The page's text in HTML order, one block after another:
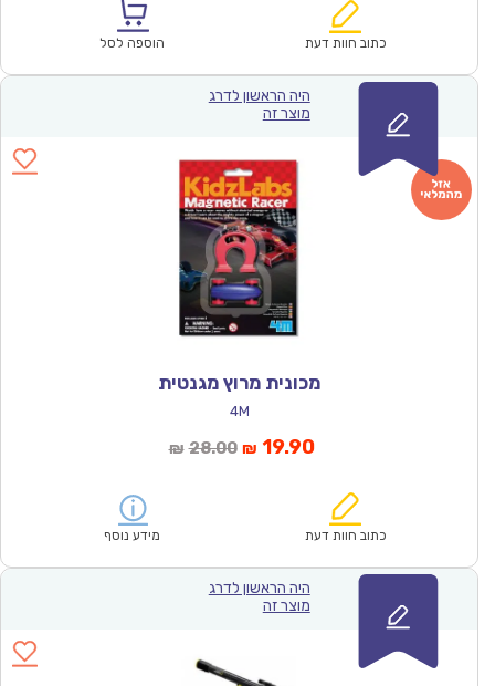
₪100.00.
הוא:
כתוב חוות דעת הוספה לסל
היה הראשון לדרג
מוצר זה
מכונית מרוץ מגנטית
4M
₪ 28.00המחיר
₪28.00.
₪ 19.90המחיר
הוא:
₪19.90.כתוב חוות דעת מידע נוסף
היה הראשון לדרג
מוצר זה